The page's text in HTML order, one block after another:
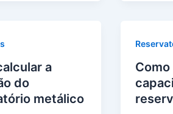
a
do
metálico